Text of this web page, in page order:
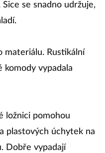
se snadno udržuje,
materiálu. Rustikální
komody vypadala
ložnici pomohou
plastových úchytek na
Dobře vypadají